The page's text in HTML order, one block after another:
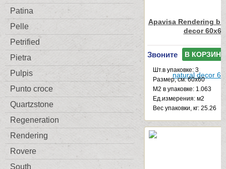
Patina
Pelle
Petrified
Pietra
Pulpis
Punto croce
Quartzstone
Regeneration
Rendering
Rovere
South
Apavisa Rendering
decor 60x60
Звоните В КОРЗИНУ
Шт.в упаковке: 3
Размер, см: 60x60
М2 в упаковке: 1.063
Ед.измерения: м2
Веc упаковки, кг: 25.26